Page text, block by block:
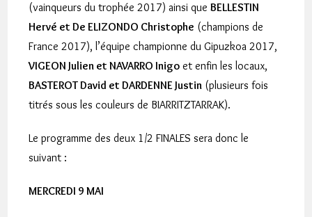
(vainqueurs du trophée 2017) ainsi queBELLESTIN
Hervé et De ELIZONDO Christophe (champions de
France 2017), l’équipe championne du Gipuzkoa 2017,
VIGEON Julien et NAVARRO Inigo et enfin les locaux,
BASTEROT David et DARDENNE Justin (plusieurs fois
titrés sous les couleurs de BIARRITZTARRAK).
Le programme des deux 1/2 FINALES sera donc le
suivant :
MERCREDI 9 MAI